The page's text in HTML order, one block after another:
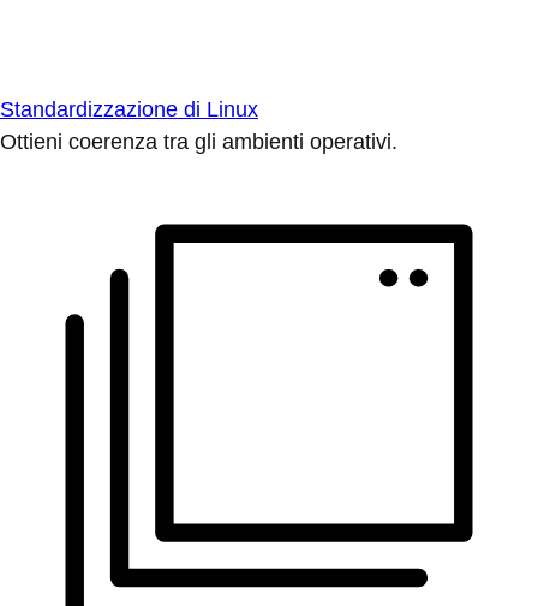
Standardizzazione di Linux
Ottieni coerenza tra gli ambienti operativi.